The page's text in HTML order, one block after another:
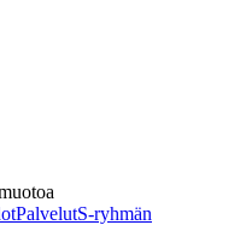
PalvelutS-ryhmän